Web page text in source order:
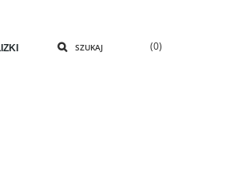
SZUKAJ (0)